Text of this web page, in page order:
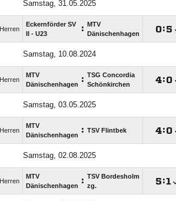
Samstag, 31.05.2025
Herren
Eckernförder SV
II - U23
:
MTV
Dänischenhagen
:
Samstag, 10.08.2024
Herren
MTV
Dänischenhagen : TSG Concordia
Schönkirchen
:
Samstag, 03.05.2025
Herren
MTV
Dänischenhagen : TSV Flintbek :
Samstag, 02.08.2025
Herren
MTV
Dänischenhagen : TSV Bordesholm
zg.
: